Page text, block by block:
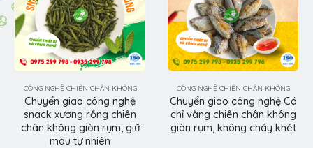
CÔNG NGHỆ CHIÊN CHÂN KHÔNG
Chuyển giao công nghệ
snack xương rồng chiên
chân không giòn rụm, giữ
màu tự nhiên
CÔNG NGHỆ CHIÊN CHÂN KHÔNG
Chuyển giao công nghệ Cá
chỉ vàng chiên chân không
giòn rụm, không cháy khét